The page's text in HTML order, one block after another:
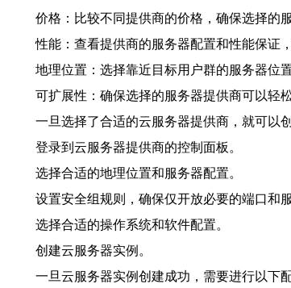
价格：比较不同提供商的价格，确保选择的
性能：查看提供商的服务器配置和性能保证
地理位置：选择靠近目标用户群的服务器位
可扩展性：确保选择的服务器提供商可以轻
一旦选择了合适的云服务器提供商，就可以
登录到云服务器提供商的控制面板。
选择合适的地理位置和服务器配置。
设置安全组规则，确保仅开放必要的端口和服
选择合适的操作系统和软件配置。
创建云服务器实例。
一旦云服务器实例创建成功，需要进行以下配